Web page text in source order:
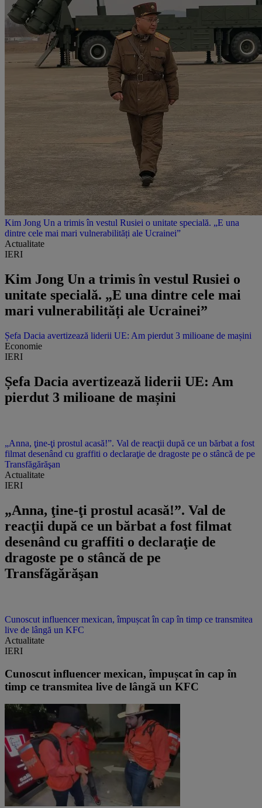
Kim Jong Un a trimis în vestul Rusiei o unitate specială. „E una
dintre cele mai mari vulnerabilități ale Ucrainei”
Actualitate
IERI
Kim Jong Un a trimis în vestul Rusiei o
unitate specială. „E una dintre cele mai
mari vulnerabilități ale Ucrainei”
Șefa Dacia avertizează liderii UE: Am pierdut 3 milioane de mașini
Economie
IERI
Șefa Dacia avertizează liderii UE: Am
pierdut 3 milioane de mașini
„Anna, ţine-ţi prostul acasă!”. Val de reacţii după ce un bărbat a fost
filmat desenând cu graffiti o declaraţie de dragoste pe o stâncă de pe
Transfăgărăşan
Actualitate
IERI
„Anna, ţine-ţi prostul acasă!”. Val de
reacţii după ce un bărbat a fost filmat
desenând cu graffiti o declaraţie de
dragoste pe o stâncă de pe
Transfăgărăşan
Cunoscut influencer mexican, împușcat în cap în timp ce transmitea
live de lângă un KFC
Actualitate
IERI
Cunoscut influencer mexican, împușcat în cap în
timp ce transmitea live de lângă un KFC